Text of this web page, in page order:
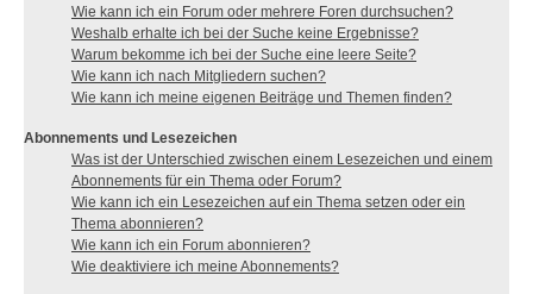
Wie kann ich ein Forum oder mehrere Foren durchsuchen?
Weshalb erhalte ich bei der Suche keine Ergebnisse?
Warum bekomme ich bei der Suche eine leere Seite?
Wie kann ich nach Mitgliedern suchen?
Wie kann ich meine eigenen Beiträge und Themen finden?
Abonnements und Lesezeichen
Was ist der Unterschied zwischen einem Lesezeichen und einem
Abonnements für ein Thema oder Forum?
Wie kann ich ein Lesezeichen auf ein Thema setzen oder ein
Thema abonnieren?
Wie kann ich ein Forum abonnieren?
Wie deaktiviere ich meine Abonnements?